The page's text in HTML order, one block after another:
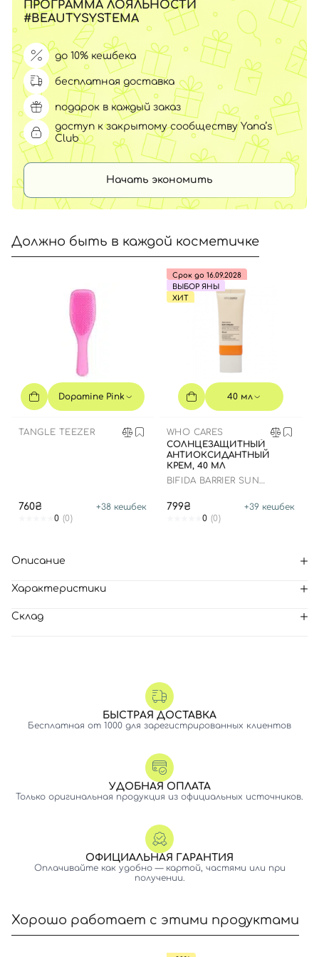
ПРОГРАММА ЛОЯЛЬНОСТИ
#BEAUTYSYSTEMA
до 10% кешбека
бесплатная доставка
подарок в каждый заказ
доступ к закрытому сообществу Yana’s
Club
Начать экономить
Должно быть в каждой косметичке
Dopamine Pink
TANGLE TEEZER
760₴ +38 кешбек
0 (0)
Срок до 16.09.2028
ВЫБОР ЯНЫ
ХИТ
40 мл
WHO CARES
СОЛНЦЕЗАЩИТНЫЙ
АНТИОКСИДАНТНЫЙ
КРЕМ, 40 МЛ
BIFIDA BARRIER SUN
799₴ +39 кешбек
0 (0)
Описание
Характеристики
Склад
БЫСТРАЯ ДОСТАВКА
Бесплатная от 1000 для зарегистрированных клиентов
УДОБНАЯ ОПЛАТА
Только оригинальная продукция из официальных источников.
ОФИЦИАЛЬНАЯ ГАРАНТИЯ
Оплачивайте как удобно — картой, частями или при
получении.
Хорошо работает с этими продуктами